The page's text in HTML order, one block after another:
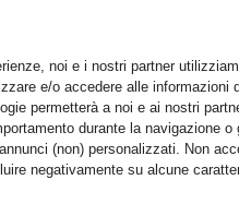
noi e i nostri partner
e/o accedere alle informazioni
permetterà a noi e ai nostri
durante la navigazione
(non) personalizzati. Non
negativamente su alcune
1 3 …